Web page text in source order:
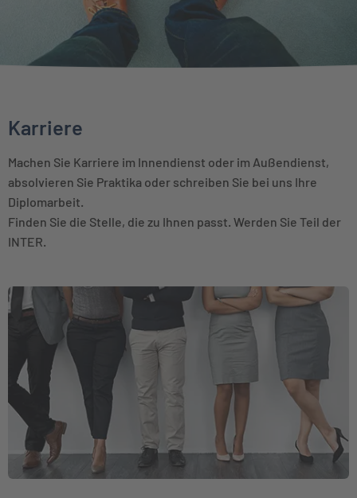
Karriere
Machen Sie Karriere im Innendienst oder im Außendienst,
absolvieren Sie Praktika oder schreiben Sie bei uns Ihre
Diplomarbeit.
Finden Sie die Stelle, die zu Ihnen passt. Werden Sie Teil der
INTER.
Weiter zu Jobbörse